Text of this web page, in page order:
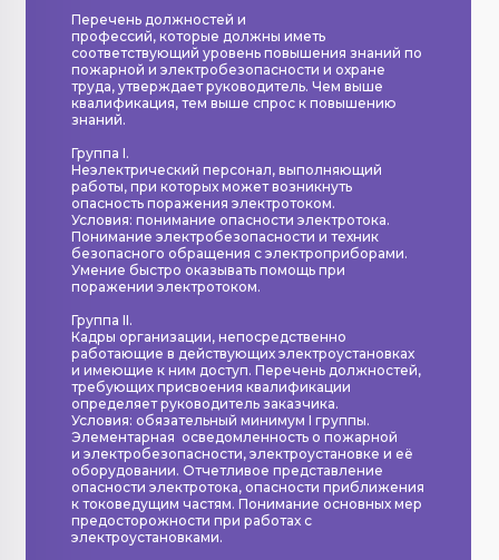
Перечень должностей и
профессий, которые должны иметь
соответствующий уровень повышения знаний по
пожарной и электробезопасности и охране
труда, утверждает руководитель. Чем выше
квалификация, тем выше спрос к повышению
знаний.
Группа I.
Неэлектрический персонал, выполняющий
работы, при которых может возникнуть
опасность поражения электротоком.
Условия: понимание опасности электротока.
Понимание электробезопасности и техник
безопасного обращения с электроприборами.
Умение быстро оказывать помощь при
поражении электротоком.
Группа II.
Кадры организации, непосредственно
работающие в действующих электроустановках
и имеющие к ним доступ. Перечень должностей,
требующих присвоения квалификации
определяет руководитель заказчика.
Условия: обязательный минимум I группы.
Элементарная осведомленность о пожарной
и электробезопасности, электроустановке и её
оборудовании. Отчетливое представление
опасности электротока, опасности приближения
к токоведущим частям. Понимание основных мер
предосторожности при работах с
электроустановками.